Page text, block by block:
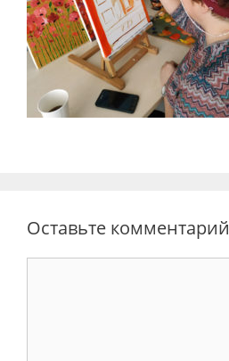
Оставьте комментарий